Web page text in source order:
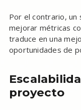
Por el contrario, un
mejorar métricas
traduce en una
oportunidades de
proyecto